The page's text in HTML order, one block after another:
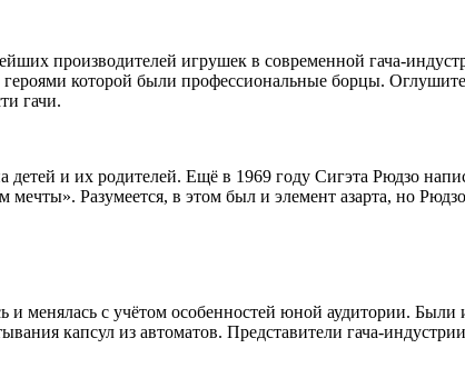
производителей игрушек в современной гача-
которой были профессиональные борцы.
гачи.
и их родителей. Ещё в 1969 году Сигэта Рюдзо
Разумеется, в этом был и элемент азарта, но
и менялась с учётом особенностей юной аудитории.
капсул из автоматов. Представители гача-